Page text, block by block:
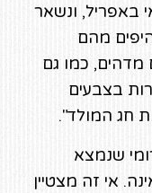
באפריל, ונשאר
מהם
כמו גם
בצבעים
חג המולד".
שנמצא
אי זה מצטיין